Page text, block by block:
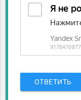
ОТВЕТИТЬ